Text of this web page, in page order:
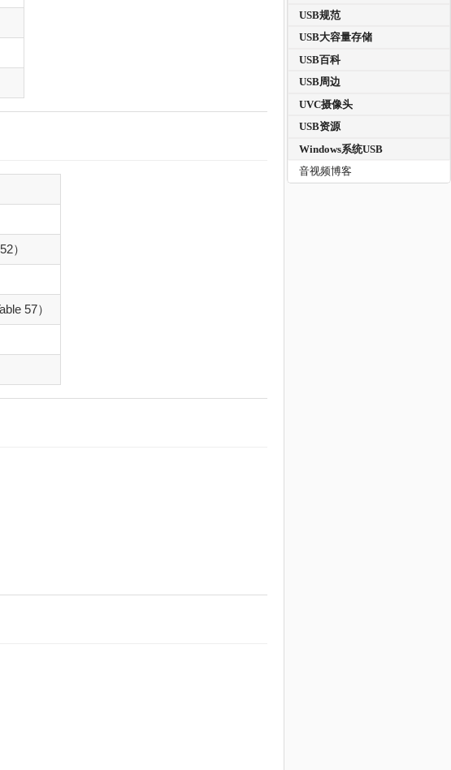
）
57）
USB规范
USB大容量存储
USB百科
USB周边
UVC摄像头
USB资源
Windows系统USB
音视频博客